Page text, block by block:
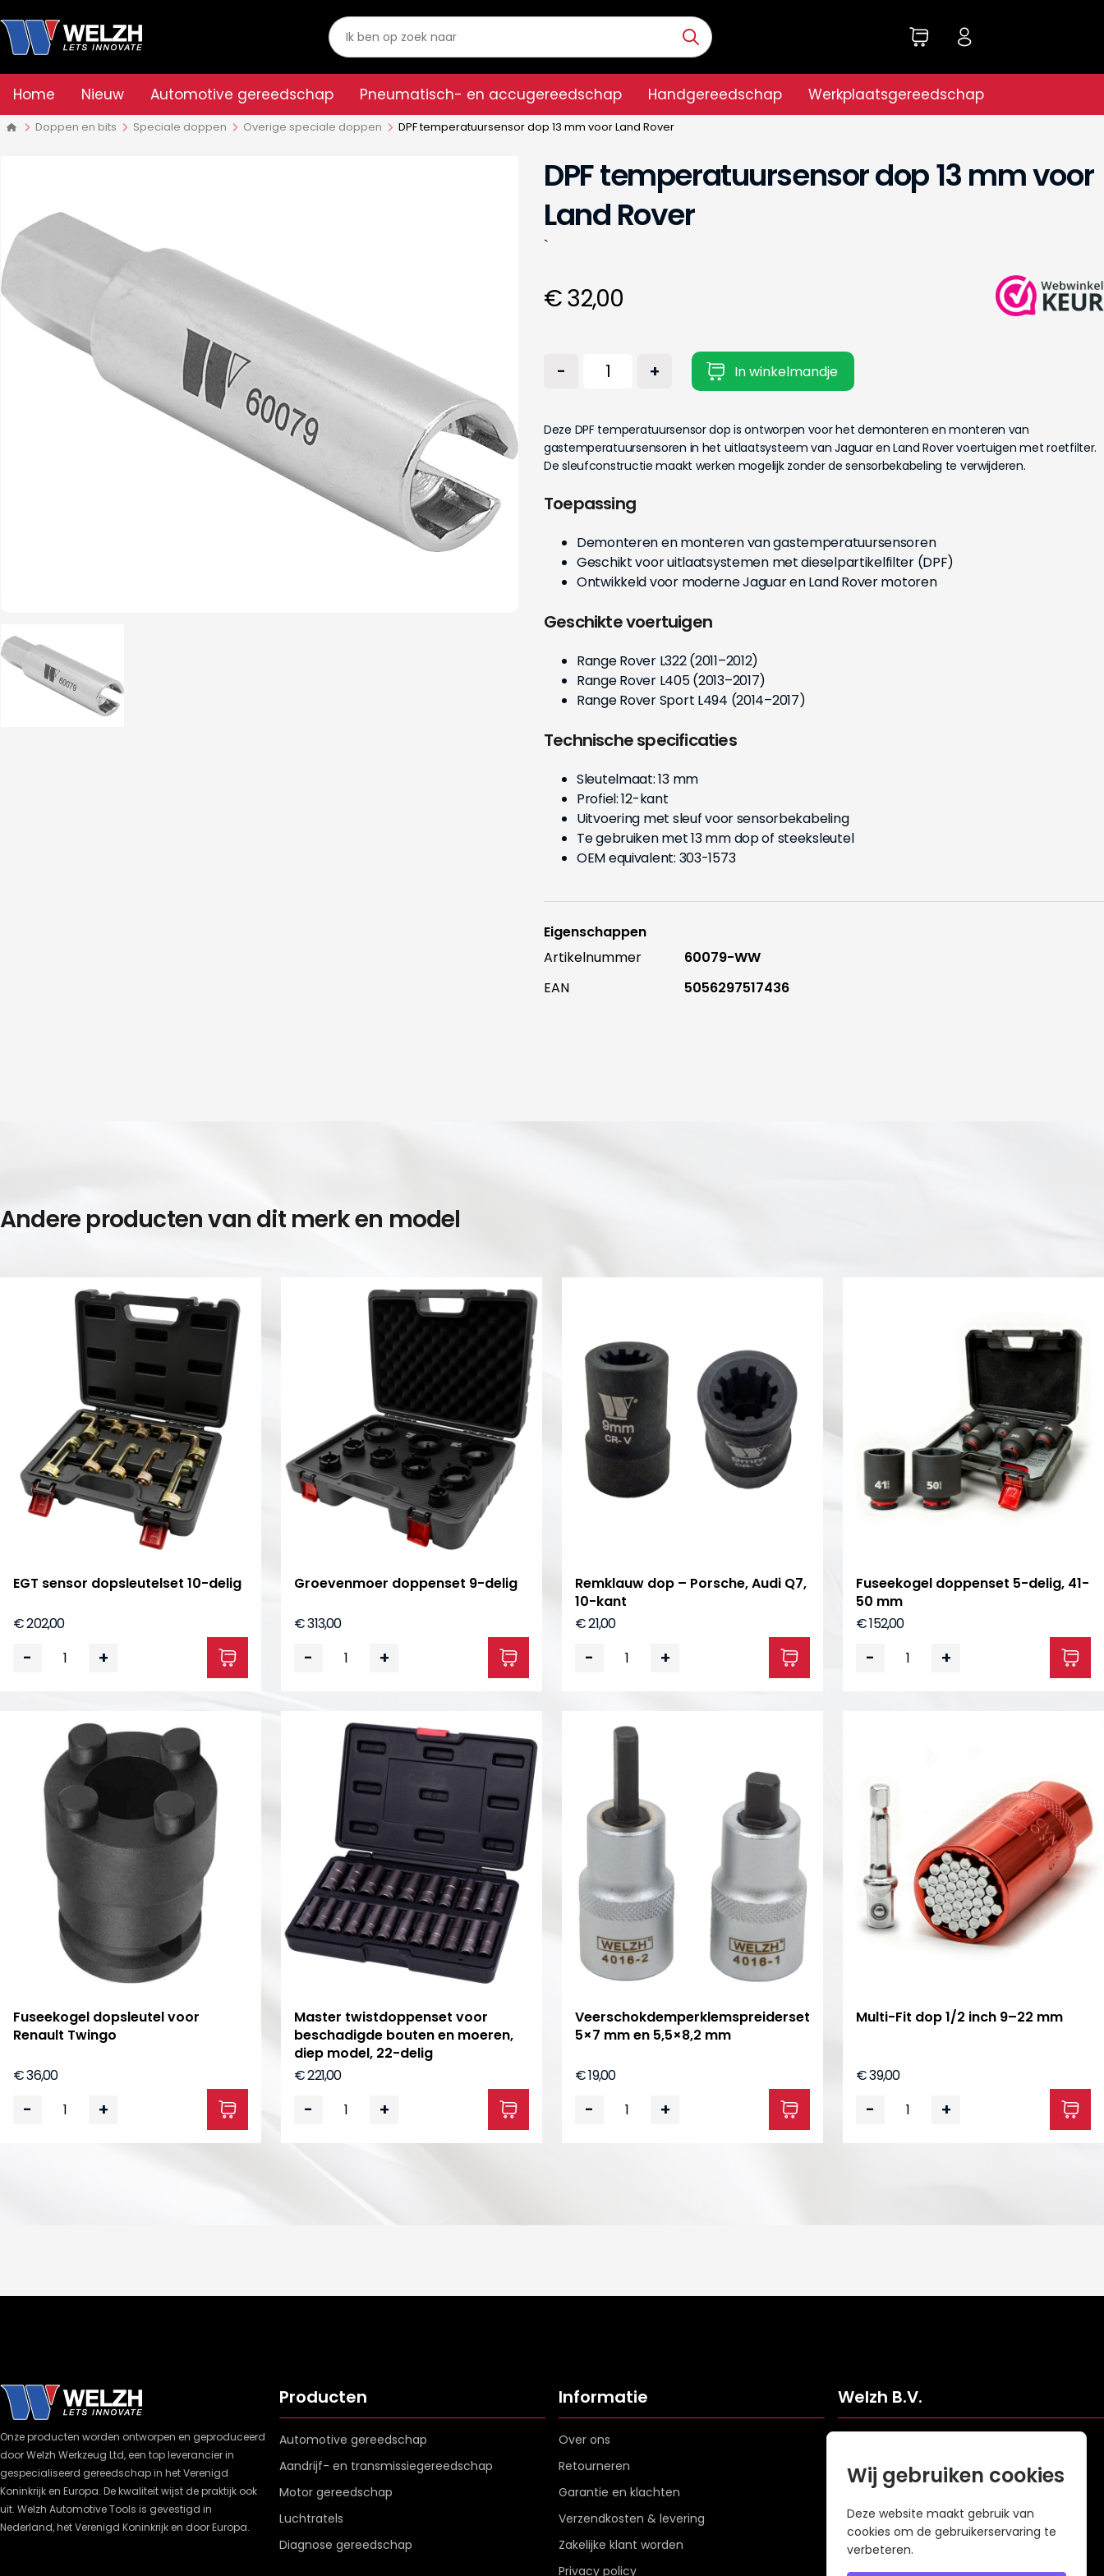
Home Nieuw Automotive gereedschap Pneumatisch- en accugereedschap Handgereedschap Werkplaatsgereedschap
Doppen en bits Speciale doppen Overige speciale doppen DPF temperatuursensor dop 13 mm voor Land Rover
DPF temperatuursensor dop 13 mm voor
Land Rover
`
€ 32,00
- + In winkelmandje
Deze DPF temperatuursensor dop is ontworpen voor het demonteren en monteren van
gastemperatuursensoren in het uitlaatsysteem van Jaguar en Land Rover voertuigen met roetfilter.
De sleufconstructie maakt werken mogelijk zonder de sensorbekabeling te verwijderen.
Toepassing
Demonteren en monteren van gastemperatuursensoren
Geschikt voor uitlaatsystemen met dieselpartikelfilter (DPF)
Ontwikkeld voor moderne Jaguar en Land Rover motoren
Geschikte voertuigen
Range Rover L322 (2011–2012)
Range Rover L405 (2013–2017)
Range Rover Sport L494 (2014–2017)
Technische specificaties
Sleutelmaat: 13 mm
Profiel: 12-kant
Uitvoering met sleuf voor sensorbekabeling
Te gebruiken met 13 mm dop of steeksleutel
OEM equivalent: 303-1573
Eigenschappen
Artikelnummer
60079-WW
EAN
5056297517436
Andere producten van dit merk en model
EGT sensor dopsleutelset 10-delig
€ 202,00
- +
Groevenmoer doppenset 9-delig
€ 313,00
- +
Remklauw dop – Porsche, Audi Q7,
10-kant
€ 21,00
- +
Fuseekogel doppenset 5-delig, 41-
50 mm
€ 152,00
- +
Fuseekogel dopsleutel voor
Renault Twingo
€ 36,00
- +
Master twistdoppenset voor
beschadigde bouten en moeren,
diep model, 22-delig
€ 221,00
- +
Veerschokdemper­klemspreider­set
5×7 mm en 5,5×8,2 mm
€ 19,00
- +
Multi-Fit dop 1/2 inch 9–22 mm
€ 39,00
- +
Onze producten worden ontworpen en geproduceerd
door Welzh Werkzeug Ltd, een top leverancier in
gespecialiseerd gereedschap in het Verenigd
Koninkrijk en Europa. De kwaliteit wijst de praktijk ook
uit. Welzh Automotive Tools is gevestigd in
Nederland, het Verenigd Koninkrijk en door Europa.
Producten
Automotive gereedschap
Aandrijf- en transmissiegereedschap
Motor gereedschap
Luchtratels
Diagnose gereedschap
Informatie
Over ons
Retourneren
Garantie en klachten
Verzendkosten & levering
Zakelijke klant worden
Privacy policy
Welzh B.V.
Nederland
info@welzh.nl
+31 (0)6 26 51 83 20
KVK: 68977387
Wij gebruiken cookies
Deze website maakt gebruik van
cookies om de gebruikerservaring te
verbeteren.